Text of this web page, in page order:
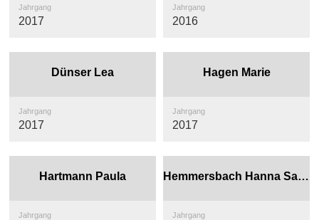
Jahrgang
2017
Jahrgang
2016
Dünser Lea
Jahrgang
2017
Hagen Marie
Jahrgang
2017
Hartmann Paula
Jahrgang
Hemmersbach Hanna Sandra
Jahrgang